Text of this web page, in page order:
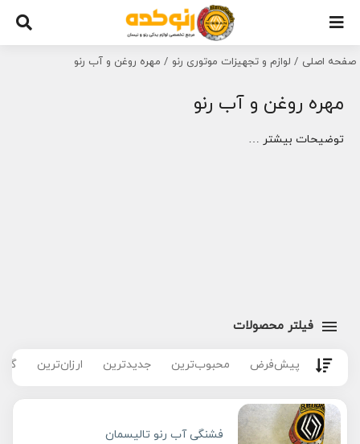
content
صفحه اصلی لوازم و تجهیزات موتوری رنو مهره روغن و آب رنو
مهره روغن و آب رنو
توضیحات بیشتر …
فیلتر محصولات
پیش‌فرض محبوب‌ترین جدیدترین ارزان‌ترین
فشنگی آب رنو تالیسمان